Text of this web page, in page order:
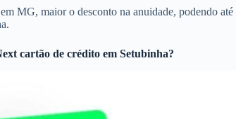
MG, maior o desconto na anuidade, podendo
cartão de crédito em Setubinha?